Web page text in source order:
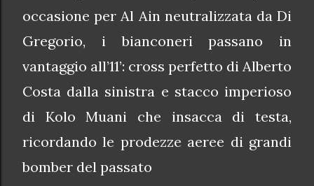
occasione per Al Ain neutralizzata da Di
Gregorio, i bianconeri passano in
vantaggio all’11’: cross perfetto di Alberto
Costa dalla sinistra e stacco imperioso
di Kolo Muani che insacca di testa,
ricordando le prodezze aeree di grandi
bomber del passato